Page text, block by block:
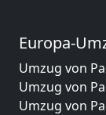
Europa-
Umzug von
Umzug von
Umzug von